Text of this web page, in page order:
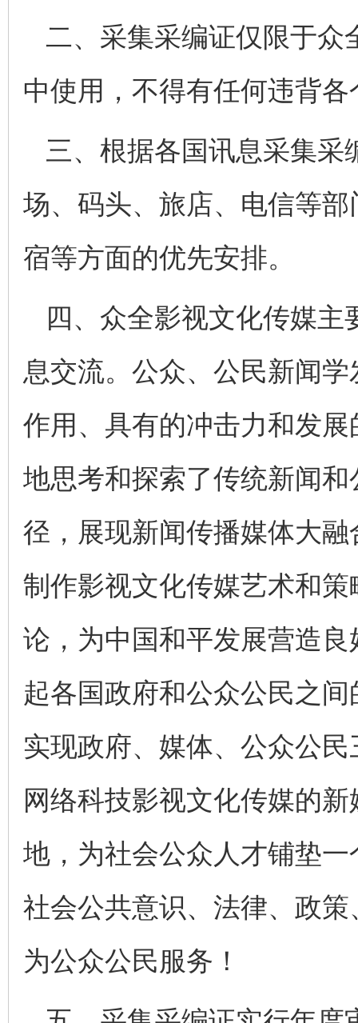
二、采集采编证仅限于众
中使用，不得有任何违背
三、根据各国讯息采集
场、码头、旅店、电信等
宿等方面的优先安排。
四、众全影视文化传媒
息交流。公众、公民新闻
作用、具有的冲击力和发
地思考和探索了传统新闻
径，展现新闻传播媒体大
制作影视文化传媒艺术和
论，为中国和平发展营造
起各国政府和公众公民之
实现政府、媒体、公众公
网络科技影视文化传媒的
地，为社会公众人才铺垫
社会公共意识、法律、政
为公众公民服务！